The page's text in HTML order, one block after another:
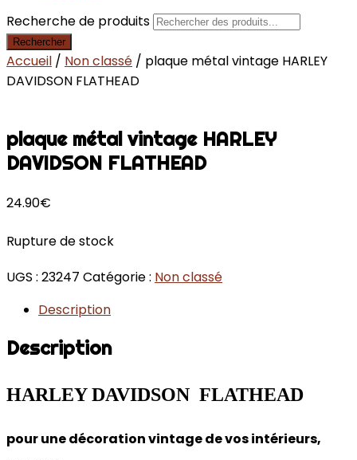
Recherche de produits
Rechercher
Accueil / Non classé / plaque métal vintage HARLEY
DAVIDSON FLATHEAD
plaque métal vintage HARLEY
DAVIDSON FLATHEAD
24.90€
Rupture de stock
UGS : 23247 Catégorie : Non classé
Description
Description
HARLEY DAVIDSON FLATHEAD
pour une décoration vintage de vos intérieurs,